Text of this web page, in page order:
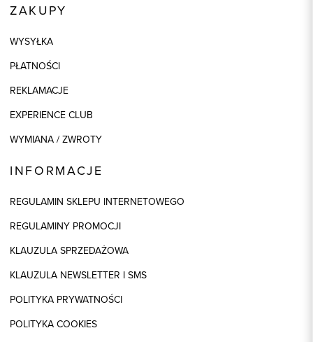
ZAKUPY
WYSYŁKA
PŁATNOŚCI
REKLAMACJE
EXPERIENCE CLUB
WYMIANA / ZWROTY
INFORMACJE
REGULAMIN SKLEPU INTERNETOWEGO
REGULAMINY PROMOCJI
KLAUZULA SPRZEDAŻOWA
KLAUZULA NEWSLETTER I SMS
POLITYKA PRYWATNOŚCI
POLITYKA COOKIES